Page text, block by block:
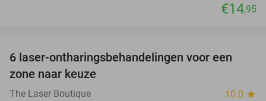
€14,95
80%
6 laser-ontharingsbehandelingen voor een
zone naar keuze
The Laser Boutique 10.0 star